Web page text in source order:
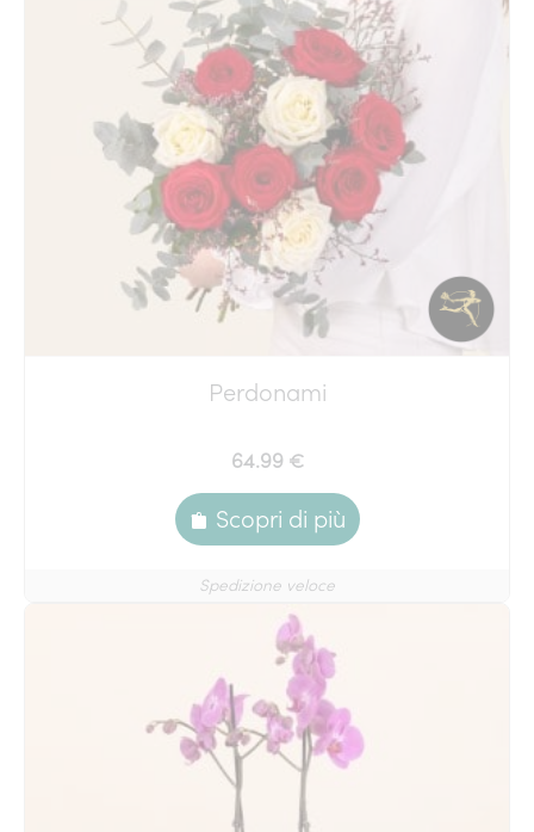
Perdonami
64.99 €
Scopri di più
Spedizione veloce